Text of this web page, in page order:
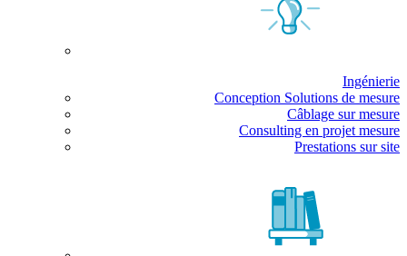
Ingénierie
Conception Solutions de mesure
Câblage sur mesure
Consulting en projet mesure
Prestations sur site